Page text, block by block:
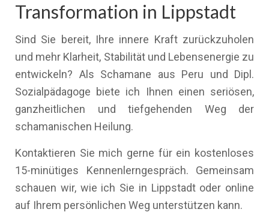
Transformation in Lippstadt
Sind Sie bereit, Ihre innere Kraft zurückzuholen
und mehr Klarheit, Stabilität und Lebensenergie zu
entwickeln? Als Schamane aus Peru und Dipl.
Sozialpädagoge biete ich Ihnen einen seriösen,
ganzheitlichen und tiefgehenden Weg der
schamanischen Heilung.
Kontaktieren Sie mich gerne für ein kostenloses
15-minütiges Kennenlerngespräch. Gemeinsam
schauen wir, wie ich Sie in Lippstadt oder online
auf Ihrem persönlichen Weg unterstützen kann.